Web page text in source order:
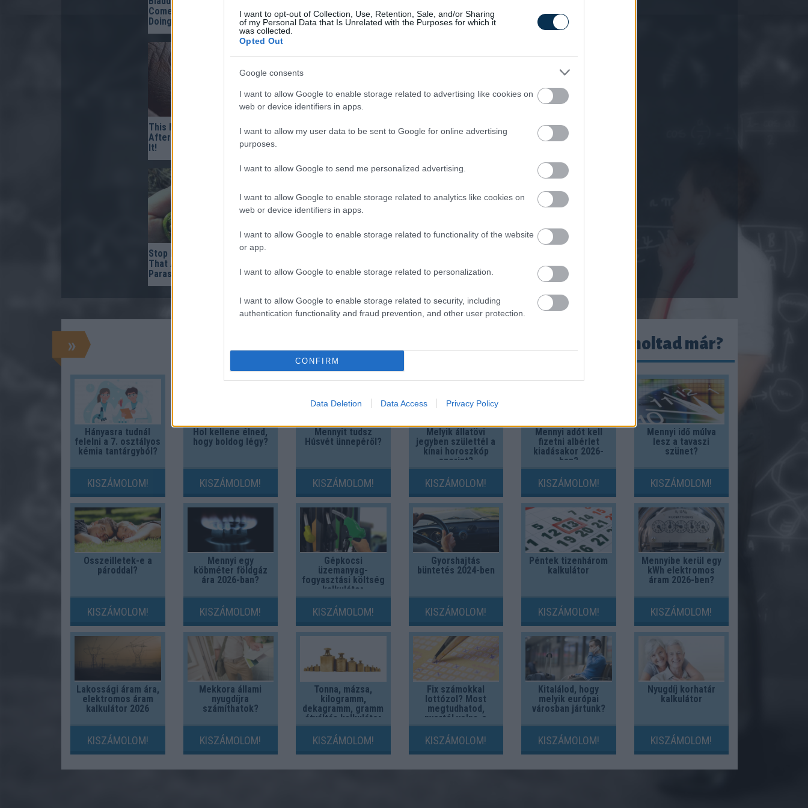
I want to opt-out of Collection, Use, Retention, Sale, and/or Sharing
of my Personal Data that Is Unrelated with the Purposes for which it
was collected.
Opted Out
Google consents
I want to allow Google to enable storage related to advertising like cookies on
web or device identifiers in apps.
I want to allow my user data to be sent to Google for online advertising
purposes.
I want to allow Google to send me personalized advertising.
I want to allow Google to enable storage related to analytics like cookies on
web or device identifiers in apps.
I want to allow Google to enable storage related to functionality of the website
or app.
I want to allow Google to enable storage related to personalization.
I want to allow Google to enable storage related to security, including
authentication functionality and fraud prevention, and other user protection.
CONFIRM
Data Deletion Data Access Privacy Policy
Comes Down to 1 Thing (Stop
Doing This)
This Mixture ‘Burns’ Fungus Off
After The Very First Use — Try
It!
Fungus Is A Parasite, And It
Dies From A Drop Of Plain...
Stop Eating These 3 Foods
That Are Known to Cause
Parasites
» És ezeket kiszámoltad már?
Hányasra tudnál
felelni a 7. osztályos
kémia tantárgyból?
KISZÁMOLOM!
Hol kellene élned,
hogy boldog légy?
KISZÁMOLOM!
Mennyit tudsz
Húsvét ünnepéről?
KISZÁMOLOM!
Melyik állatövi
jegyben születtél a
kínai horoszkóp
szerint?
KISZÁMOLOM!
Mennyi adót kell
fizetni albérlet
kiadásakor 2026-
ban?
KISZÁMOLOM!
Mennyi idő múlva
lesz a tavaszi
szünet?
KISZÁMOLOM!
Összeilletek-e a
pároddal?
KISZÁMOLOM!
Mennyi egy
köbméter földgáz
ára 2026-ban?
KISZÁMOLOM!
Gépkocsi
üzemanyag-
fogyasztási költség
kalkulátor
KISZÁMOLOM!
Gyorshajtás
büntetés 2024-ben
KISZÁMOLOM!
Péntek tizenhárom
kalkulátor
KISZÁMOLOM!
Mennyibe kerül egy
kWh elektromos
áram 2026-ben?
KISZÁMOLOM!
Lakossági áram ára,
elektromos áram
kalkulátor 2026
KISZÁMOLOM!
Mekkora állami
nyugdíjra
számíthatok?
KISZÁMOLOM!
Tonna, mázsa,
kilogramm,
dekagramm, gramm
átváltás kalkulátor
KISZÁMOLOM!
Fix számokkal
lottózol? Most
megtudhatod,
nyertél volna-e
valaha!
KISZÁMOLOM!
Kitalálod, hogy
melyik európai
városban jártunk?
KISZÁMOLOM!
Nyugdíj korhatár
kalkulátor
KISZÁMOLOM!